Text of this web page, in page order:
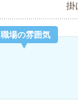
掛
職場の雰囲気